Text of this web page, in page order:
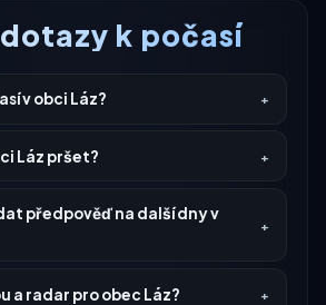
k počasí
v obci Láz?
Láz pršet?
předpověď na další dny v
a radar pro obec Láz?